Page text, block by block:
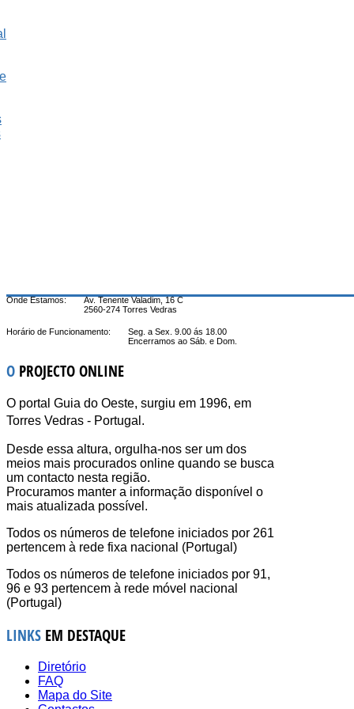
Onde Estamos:
Av. Tenente Valadim, 16 C
2560-274 Torres Vedras
Horário de Funcionamento:
Seg. a Sex. 9.00 ás 18.00
Encerramos ao Sáb. e Dom.
O PROJECTO ONLINE
O portal Guia do Oeste, surgiu em 1996, em
Torres Vedras - Portugal.
Desde essa altura, orgulha-nos ser um dos
meios mais procurados online quando se busca
um contacto nesta região.
Procuramos manter a informação disponível o
mais atualizada possível.
Todos os números de telefone iniciados por 261
pertencem à rede fixa nacional (Portugal)
Todos os números de telefone iniciados por 91,
96 e 93 pertencem à rede móvel nacional
(Portugal)
LINKS EM DESTAQUE
Diretório
FAQ
Mapa do Site